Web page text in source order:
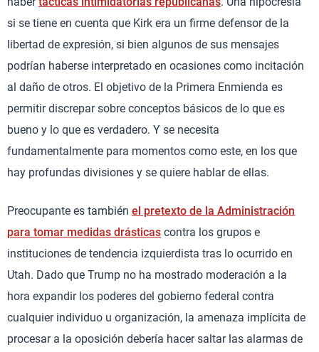
si se tiene en cuenta que Kirk era un firme defensor de la
libertad de expresión, si bien algunos de sus mensajes
podrían haberse interpretado en ocasiones como incitación
al daño de otros. El objetivo de la Primera Enmienda es
permitir discrepar sobre conceptos básicos de lo que es
bueno y lo que es verdadero. Y se necesita
fundamentalmente para momentos como este, en los que
hay profundas divisiones y se quiere hablar de ellas.
Preocupante es también el pretexto de la Administración
para tomar medidas drásticas contra los grupos e
instituciones de tendencia izquierdista tras lo ocurrido en
Utah. Dado que Trump no ha mostrado moderación a la
hora expandir los poderes del gobierno federal contra
cualquier individuo u organización, la amenaza implícita de
procesar a la oposición debería hacer saltar las alarmas de